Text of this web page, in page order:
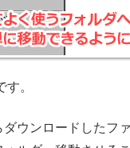
。
ウンロードしたフ